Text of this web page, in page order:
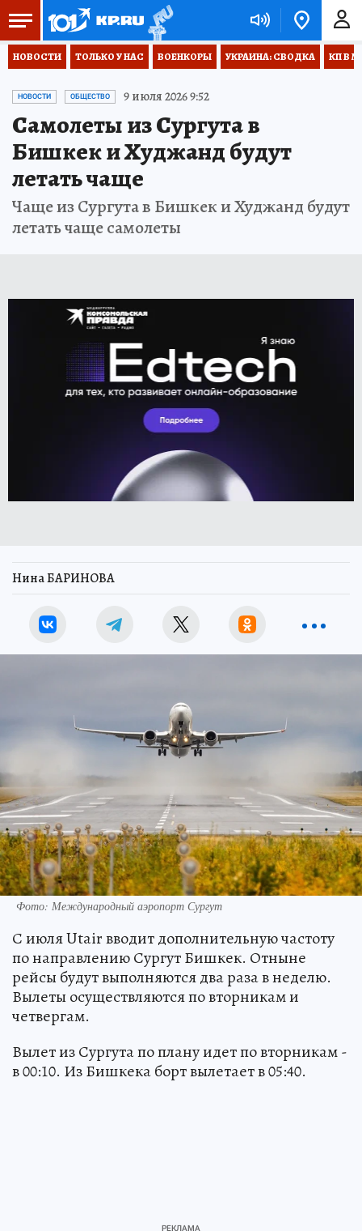
НОВОСТИ ТОЛЬКО У НАС ВОЕНКОРЫ УКРАИНА: СВОДКА КП В
НОВОСТИ ОБЩЕСТВО 9 июля 2026 9:52
Самолеты из Сургута в
Бишкек и Худжанд будут
летать чаще
Чаще из Сургута в Бишкек и Худжанд будут
летать чаще самолеты
Нина БАРИНОВА
Фото: Международный аэропорт Сургут
С июля Utair вводит дополнительную частоту
по направлению Сургут Бишкек. Отныне
рейсы будут выполняются два раза в неделю.
Вылеты осуществляются по вторникам и
четвергам.
Вылет из Сургута по плану идет по вторникам -
в 00:10. Из Бишкека борт вылетает в 05:40.